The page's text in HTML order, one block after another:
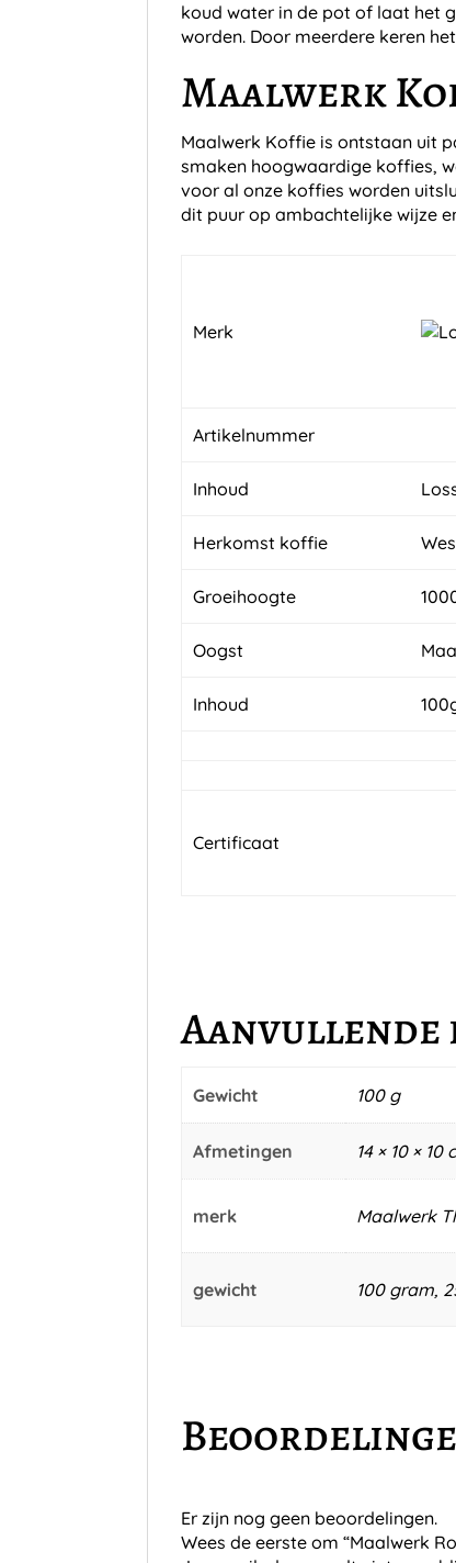
koud water in de pot of laat het
worden. Door meerdere keren
Maalwerk
Maalwerk Koffie is ontstaan uit
smaken hoogwaardige koffies,
voor al onze koffies worden
dit puur op ambachtelijke wijze
Merk
Artikelnummer
Inhoud
Herkomst koffie
Groeihoogte
Oogst
Inhoud
Certificaat
Gewicht 100 g
Afmetingen 14 × 10 × 10
merk Maalwerk
gewicht 100 gram,
Er zijn nog geen beoordelingen.
Wees de eerste om “Maalwerk